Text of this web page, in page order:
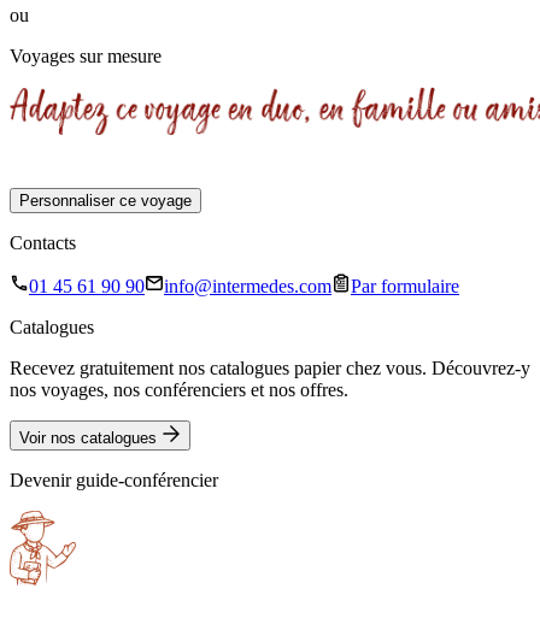
ou
Voyages sur mesure
Personnaliser ce voyage
Contacts
01 45 61 90 90 info@intermedes.com
Par formulaire
Catalogues
Recevez gratuitement nos catalogues papier chez vous. Découvrez-y
nos voyages, nos conférenciers et nos offres.
Voir nos catalogues
Devenir guide-conférencier